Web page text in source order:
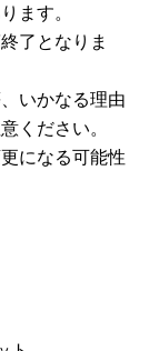
ます。
了となりま
いかなる理由
ください。
になる可能性